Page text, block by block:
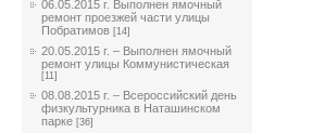
06.05.2015 г. Выполнен ямочный
ремонт проезжей части улицы
Побратимов [14]
20.05.2015 г. – Выполнен ямочный
ремонт улицы Коммунистическая
[11]
08.08.2015 г. – Всероссийский день
физкультурника в Наташинском
парке [36]